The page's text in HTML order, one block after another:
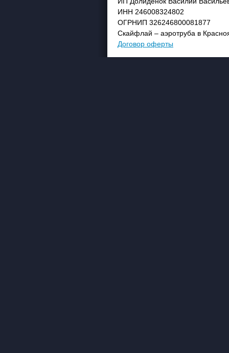
ИНН 246008324802
ОГРНИП 326246800081877
Скайфлай – аэротруба в
Договор оферты